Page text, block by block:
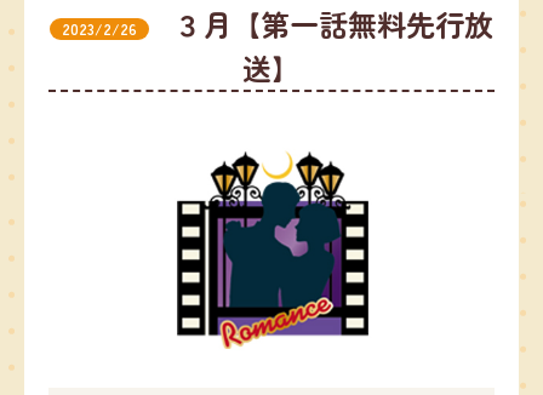
2023/2/26
３月【第一話無料先行放
送】